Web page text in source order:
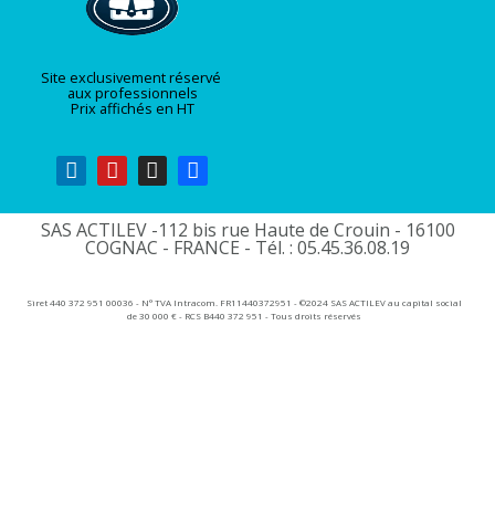
Site exclusivement réservé
aux professionnels
Prix affichés en HT
SAS ACTILEV -112 bis rue Haute de Crouin - 16100
COGNAC - FRANCE - Tél. : 05.45.36.08.19​
Siret 440 372 951 00036 - N° TVA Intracom. FR11440372951 - ©2024 SAS ACTILEV au capital social
de 30 000 € - RCS B440 372 951 - Tous droits réservés​​